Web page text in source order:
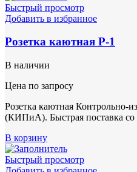
Быстрый просмотр
Добавить в избранное
Розетка каютная Р-1
В наличии
Цена по запросу
Розетка каютная Контрольно-
(КИПиА). Быстрая поставка со
В корзину
Быстрый просмотр